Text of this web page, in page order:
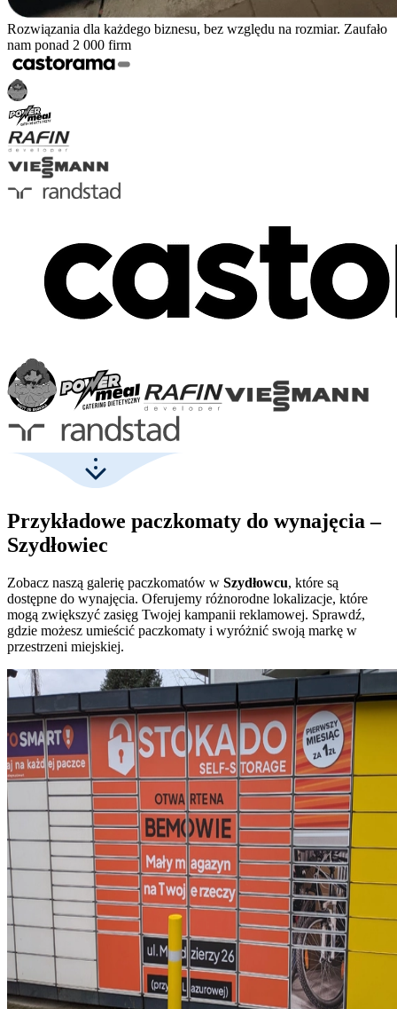
Rozwiązania dla każdego biznesu, bez względu na rozmiar. Zaufało
nam ponad 2 000 firm
Przykładowe paczkomaty do wynajęcia –
Szydłowiec
Zobacz naszą galerię paczkomatów w Szydłowcu, które są
dostępne do wynajęcia. Oferujemy różnorodne lokalizacje, które
mogą zwiększyć zasięg Twojej kampanii reklamowej. Sprawdź,
gdzie możesz umieścić paczkomaty i wyróżnić swoją markę w
przestrzeni miejskiej.